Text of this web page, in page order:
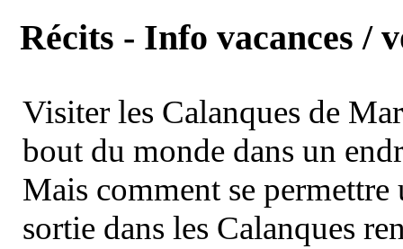
Récits - Info vacances /
Visiter les Calanques de
bout du monde dans un
Mais comment se permettre
sortie dans les Calanques